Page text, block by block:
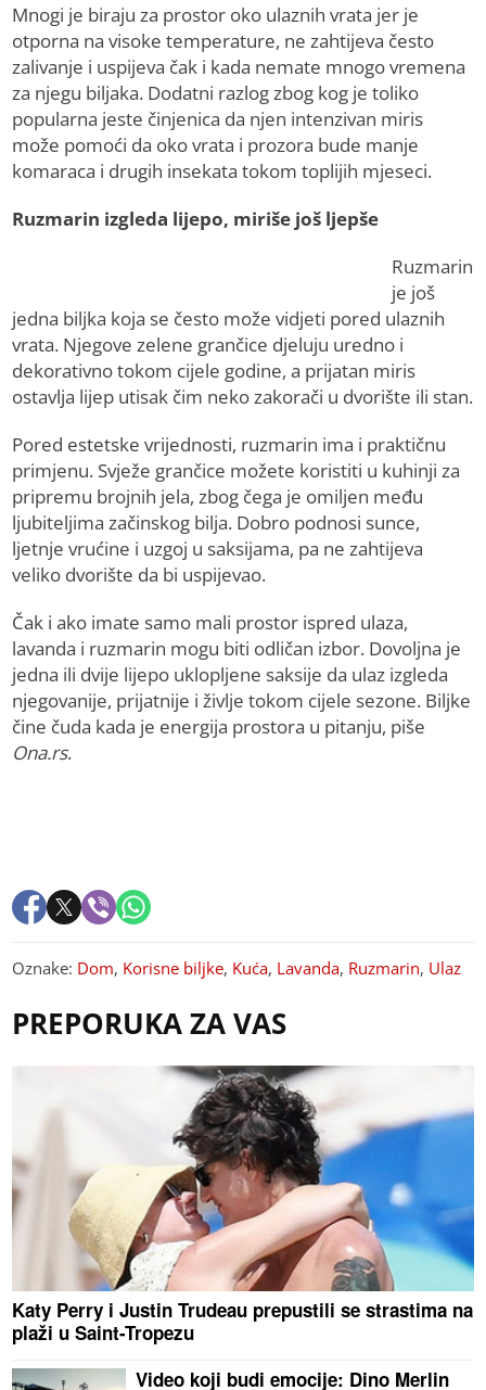
Mnogi je biraju za prostor oko ulaznih vrata jer je
otporna na visoke temperature, ne zahtijeva često
zalivanje i uspijeva čak i kada nemate mnogo vremena
za njegu biljaka. Dodatni razlog zbog kog je toliko
popularna jeste činjenica da njen intenzivan miris
može pomoći da oko vrata i prozora bude manje
komaraca i drugih insekata tokom toplijih mjeseci.
Ruzmarin izgleda lijepo, miriše još ljepše
Ruzmarin
je još
jedna biljka koja se često može vidjeti pored ulaznih
vrata. Njegove zelene grančice djeluju uredno i
dekorativno tokom cijele godine, a prijatan miris
ostavlja lijep utisak čim neko zakorači u dvorište ili stan.
Pored estetske vrijednosti, ruzmarin ima i praktičnu
primjenu. Svježe grančice možete koristiti u kuhinji za
pripremu brojnih jela, zbog čega je omiljen među
ljubiteljima začinskog bilja. Dobro podnosi sunce,
ljetnje vrućine i uzgoj u saksijama, pa ne zahtijeva
veliko dvorište da bi uspijevao.
Čak i ako imate samo mali prostor ispred ulaza,
lavanda i ruzmarin mogu biti odličan izbor. Dovoljna je
jedna ili dvije lijepo uklopljene saksije da ulaz izgleda
njegovanije, prijatnije i življe tokom cijele sezone. Biljke
čine čuda kada je energija prostora u pitanju, piše
Ona.rs.
Oznake: Dom, Korisne biljke, Kuća, Lavanda, Ruzmarin, Ulaz
PREPORUKA ZA VAS
Katy Perry i Justin Trudeau prepustili se strastima na
plaži u Saint-Tropezu
Video koji budi emocije: Dino Merlin